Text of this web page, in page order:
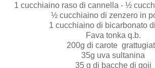
1 cucchiaino raso di cannella - ½
½ cucchiaino di zenzero in
1 cucchiaino di bicarbonato
Fava tonka q.b.
200g di carote
35g uva sultanina
35 g di bacche di goji